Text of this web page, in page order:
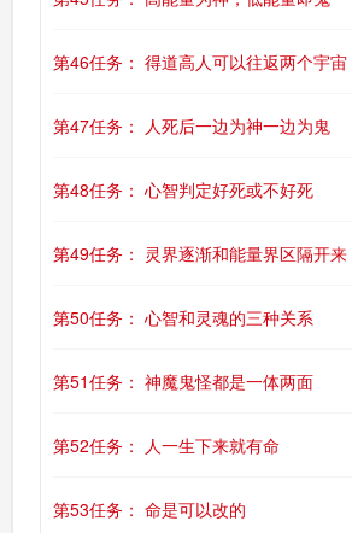
第46任务： 得道高人可以往返两个宇宙
第47任务： 人死后一边为神一边为鬼
第48任务： 心智判定好死或不好死
第49任务： 灵界逐渐和能量界区隔开来
第50任务： 心智和灵魂的三种关系
第51任务： 神魔鬼怪都是一体两面
第52任务： 人一生下来就有命
第53任务： 命是可以改的